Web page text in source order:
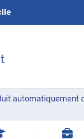
automatiquement